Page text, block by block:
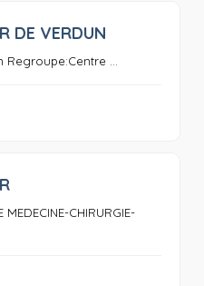
DE VERDUN
...
MEDECINE-CHIRURGIE-